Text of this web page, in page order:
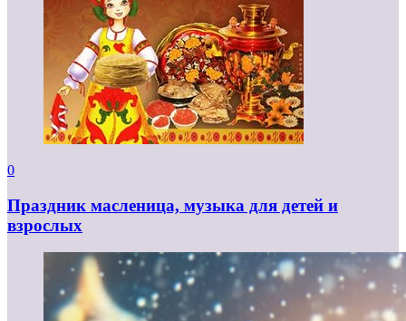
0
Праздник масленица, музыка для детей и
взрослых